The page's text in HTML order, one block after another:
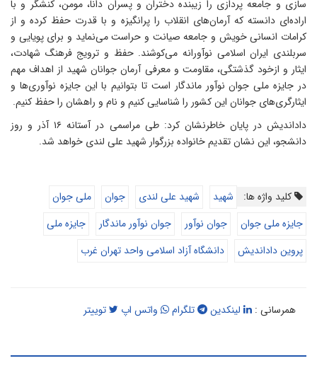
و جامعه پردازی را زیبنده دختران و پسران دانا، مومن، کنشگر و با
دانسته که آرمان‌های انقلاب را پر‌انگیزه و با قدرت حفظ کرده و از
انسانی خویش و جامعه صیانت و حراست می‌نماید و برای پویایی و
ایران اسلامی نوآورانه می‌کوشند. حفظ و ترویج فرهنگ شهادت،
و ازخود گذشتگی، مقاومت و معرفی آرمان جوانان شهید از اهداف مهم
جایزه ملی جوان نوآور ماندگار است تا بتوانیم با این جایزه نوآوری‌ها و
جوانان این کشور را شناسایی کنیم و نام و راهشان را حفظ کنیم.
داداندیش در پایان خاطرنشان کرد: طی مراسمی در آستانه ۱۶ آذر و روز
این نشان تقدیم خانواده بزرگوار شهید علی لندی خواهد شد.
کلید واژه ها: شهید شهید علی لندی جوان
ملی جوان
جایزه ملی جوان
جوان نوآور جوان نوآور ماندگار
جایزه ملی
پروین داداندیش
دانشگاه آزاد اسلامی واحد تهران غرب
همرسانی : لینکدین تلگرام واتس اپ توییتر